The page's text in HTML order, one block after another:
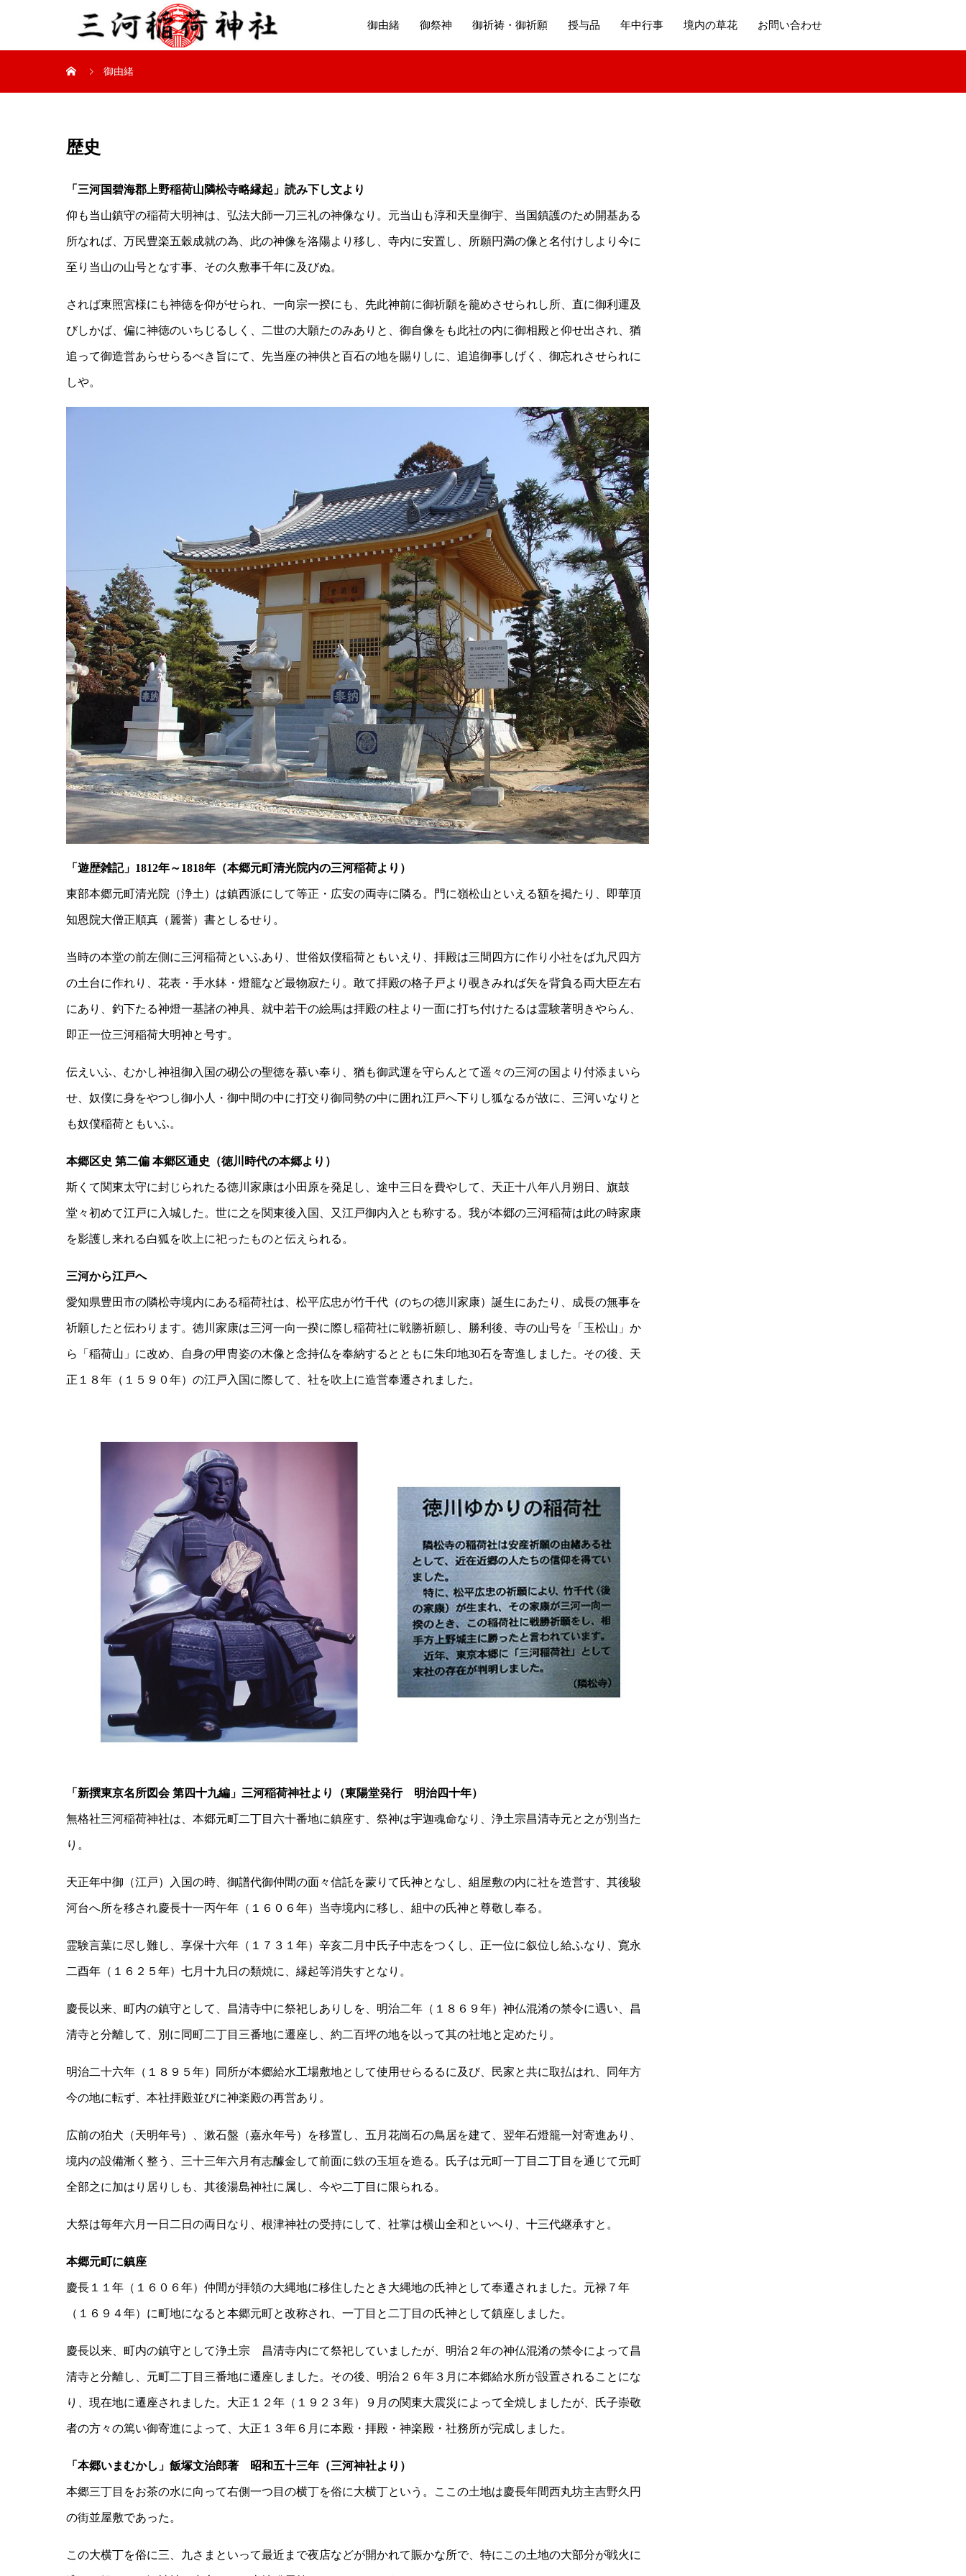
御由緒 御祭神 御祈祷・御祈願 授与品 年中行事 境内の草花 お問い合わせ
御由緒
歴史
「三河国碧海郡上野稲荷山隣松寺略縁起」読み下し文より
仰も当山鎮守の稲荷大明神は、弘法大師一刀三礼の神像なり。元当山も淳和天皇御宇、当国鎮護のため開基ある
所なれば、万民豊楽五穀成就の為、此の神像を洛陽より移し、寺内に安置し、所願円満の像と名付けしより今に
至り当山の山号となす事、その久敷事千年に及びぬ。
されば東照宮様にも神徳を仰がせられ、一向宗一揆にも、先此神前に御祈願を籠めさせられし所、直に御利運及
びしかば、偏に神徳のいちじるしく、二世の大願たのみありと、御自像をも此社の内に御相殿と仰せ出され、猶
追って御造営あらせらるべき旨にて、先当座の神供と百石の地を賜りしに、追追御事しげく、御忘れさせられに
しや。
「遊歴雑記」1812年～1818年（本郷元町清光院内の三河稲荷より）
東部本郷元町清光院（浄土）は鎮西派にして等正・広安の両寺に隣る。門に嶺松山といえる額を掲たり、即華頂
知恩院大僧正順真（麗誉）書としるせり。
当時の本堂の前左側に三河稲荷といふあり、世俗奴僕稲荷ともいえり、拝殿は三間四方に作り小社をば九尺四方
の土台に作れり、花表・手水鉢・燈籠など最物寂たり。敢て拝殿の格子戸より覗きみれば矢を背負る両大臣左右
にあり、釣下たる神燈一基諸の神具、就中若干の絵馬は拝殿の柱より一面に打ち付けたるは霊験著明きやらん、
即正一位三河稲荷大明神と号す。
伝えいふ、むかし神祖御入国の砌公の聖徳を慕い奉り、猶も御武運を守らんとて遥々の三河の国より付添まいら
せ、奴僕に身をやつし御小人・御中間の中に打交り御同勢の中に囲れ江戸へ下りし狐なるが故に、三河いなりと
も奴僕稲荷ともいふ。
本郷区史 第二偏 本郷区通史（徳川時代の本郷より）
斯くて関東太守に封じられたる徳川家康は小田原を発足し、途中三日を費やして、天正十八年八月朔日、旗鼓
堂々初めて江戸に入城した。世に之を関東後入国、又江戸御内入とも称する。我が本郷の三河稲荷は此の時家康
を影護し来れる白狐を吹上に祀ったものと伝えられる。
三河から江戸へ
愛知県豊田市の隣松寺境内にある稲荷社は、松平広忠が竹千代（のちの徳川家康）誕生にあたり、成長の無事を
祈願したと伝わります。徳川家康は三河一向一揆に際し稲荷社に戦勝祈願し、勝利後、寺の山号を「玉松山」か
ら「稲荷山」に改め、自身の甲冑姿の木像と念持仏を奉納するとともに朱印地30石を寄進しました。その後、天
正１８年（１５９０年）の江戸入国に際して、社を吹上に造営奉遷されました。
「新撰東京名所図会 第四十九編」三河稲荷神社より（東陽堂発行 明治四十年）
無格社三河稲荷神社は、本郷元町二丁目六十番地に鎮座す、祭神は宇迦魂命なり、浄土宗昌清寺元と之が別当た
り。
天正年中御（江戸）入国の時、御譜代御仲間の面々信託を蒙りて氏神となし、組屋敷の内に社を造営す、其後駿
河台へ所を移され慶長十一丙午年（１６０６年）当寺境内に移し、組中の氏神と尊敬し奉る。
霊験言葉に尽し難し、享保十六年（１７３１年）辛亥二月中氏子中志をつくし、正一位に叙位し給ふなり、寛永
二酉年（１６２５年）七月十九日の類焼に、縁起等消失すとなり。
慶長以来、町内の鎮守として、昌清寺中に祭祀しありしを、明治二年（１８６９年）神仏混淆の禁令に遇い、昌
清寺と分離して、別に同町二丁目三番地に遷座し、約二百坪の地を以って其の社地と定めたり。
明治二十六年（１８９５年）同所が本郷給水工場敷地として使用せらるるに及び、民家と共に取払はれ、同年方
今の地に転ず、本社拝殿並びに神楽殿の再営あり。
広前の狛犬（天明年号）、漱石盤（嘉永年号）を移置し、五月花崗石の鳥居を建て、翌年石燈籠一対寄進あり、
境内の設備漸く整う、三十三年六月有志醵金して前面に鉄の玉垣を造る。氏子は元町一丁目二丁目を通じて元町
全部之に加はり居りしも、其後湯島神社に属し、今や二丁目に限られる。
大祭は毎年六月一日二日の両日なり、根津神社の受持にして、社掌は横山全和といへり、十三代継承すと。
本郷元町に鎮座
慶長１１年（１６０６年）仲間が拝領の大縄地に移住したとき大縄地の氏神として奉遷されました。元禄７年
（１６９４年）に町地になると本郷元町と改称され、一丁目と二丁目の氏神として鎮座しました。
慶長以来、町内の鎮守として浄土宗 昌清寺内にて祭祀していましたが、明治２年の神仏混淆の禁令によって昌
清寺と分離し、元町二丁目三番地に遷座しました。その後、明治２６年３月に本郷給水所が設置されることにな
り、現在地に遷座されました。大正１２年（１９２３年）９月の関東大震災によって全焼しましたが、氏子崇敬
者の方々の篤い御寄進によって、大正１３年６月に本殿・拝殿・神楽殿・社務所が完成しました。
「本郷いまむかし」飯塚文治郎著 昭和五十三年（三河神社より）
本郷三丁目をお茶の水に向って右側一つ目の横丁を俗に大横丁という。ここの土地は慶長年間西丸坊主吉野久円
の街並屋敷であった。
この大横丁を俗に三、九さまといって最近まで夜店などが開かれて賑かな所で、特にこの土地の大部分が戦火に